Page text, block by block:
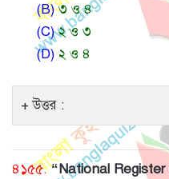
(B)৩ ও ৪
(C)২ ও ৩
(D) ২ ও ৪
উত্তর :
৪১৫৫. “National Register